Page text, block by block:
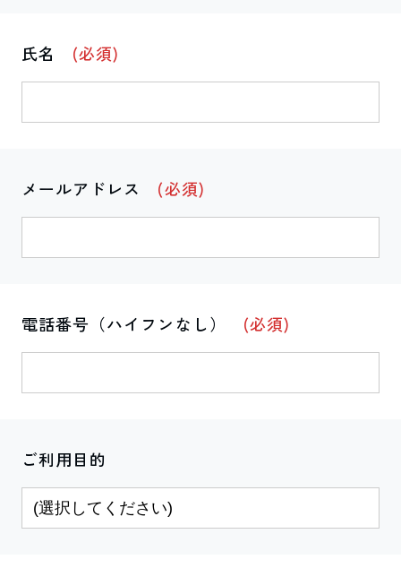
氏名 (必須)
メールアドレス (必須)
電話番号（ハイフンなし） (必須)
ご利用目的